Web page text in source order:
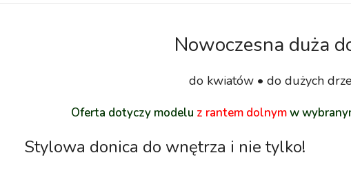
Nowoczesna duża
do kwiatów • do dużych
Oferta dotyczy modelu z rantem dolnymw
Stylowa donica do wnętrza i nie tylko!